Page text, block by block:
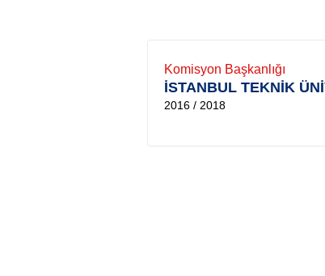
Komisyon Başkanlığı
İSTANBUL TEKNİK
2016 / 2018